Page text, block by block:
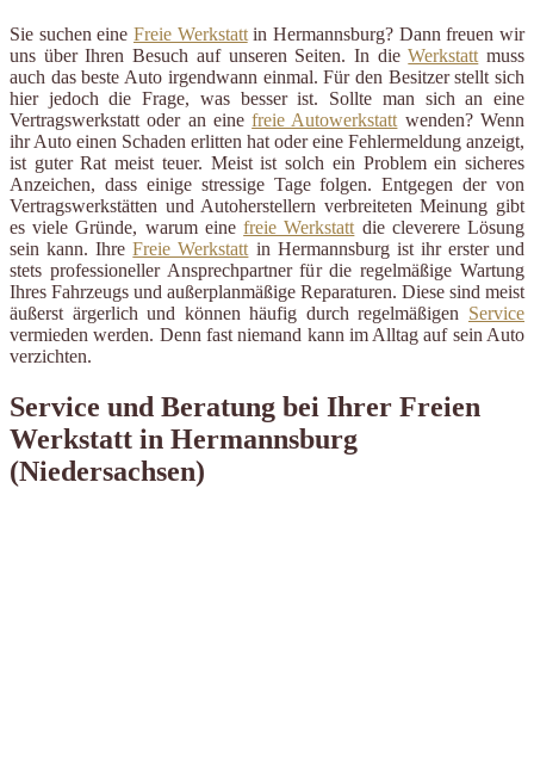
Sie suchen eine Freie Werkstattin Hermannsburg? Dann freuen wir
uns über Ihren Besuch auf unseren Seiten. In dieWerkstatt muss
auch das beste Auto irgendwann einmal. Für den Besitzer stellt sich
hier jedoch die Frage, was besser ist. Sollte man sich an eine
Vertragswerkstatt oder an einefreie Autowerkstatt wenden? Wenn
ihr Auto einen Schaden erlitten hat oder eine Fehlermeldung anzeigt,
ist guter Rat meist teuer. Meist ist solch ein Problem ein sicheres
Anzeichen, dass einige stressige Tage folgen. Entgegen der von
Vertragswerkstätten und Autoherstellern verbreiteten Meinung gibt
es viele Gründe, warum einefreie Werkstatt die cleverere Lösung
sein kann. IhreFreie Werkstatt in Hermannsburg ist ihr erster und
stets professioneller Ansprechpartner für die regelmäßige Wartung
Ihres Fahrzeugs und außerplanmäßige Reparaturen. Diese sind meist
äußerst ärgerlich und können häufig durch regelmäßigen Service
vermieden werden. Denn fast niemand kann im Alltag auf sein Auto
verzichten.
Service und Beratung bei Ihrer Freien
Werkstatt in Hermannsburg
(Niedersachsen)